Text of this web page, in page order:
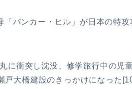
バンカー・ヒル」が日本の特攻
に衝突し沈没、修学旅行中の児
大橋建設のきっかけになった